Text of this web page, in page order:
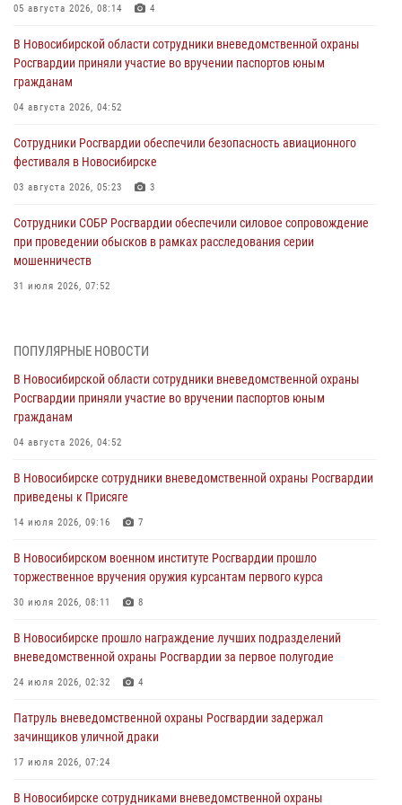
05 августа 2026, 08:14 4
В Новосибирской области сотрудники вневедомственной охраны
Росгвардии приняли участие во вручении паспортов юным
гражданам
04 августа 2026, 04:52
Сотрудники Росгвардии обеспечили безопасность авиационного
фестиваля в Новосибирске
03 августа 2026, 05:23 3
Сотрудники СОБР Росгвардии обеспечили силовое сопровождение
при проведении обысков в рамках расследования серии
мошенничеств
31 июля 2026, 07:52
При силовой поддержке бойцов ОМОН и СОБР Росгвардии
пресечена деятельность группы лиц, причастных к мошенничеству
в сфере страхования
В Новосибирске сотрудниками вневедомственной охраны
Росгвардии задержан гражданин, находящийся в розыске
В Новосибирске военнослужащие отряда спецназа «Ермак»
Росгвардии провели занятия по беспарашютному десантированию
В Новосибирске военнослужащие Росгвардии почтили память детей
– жертв войны в Донбассе
ПОПУЛЯРНЫЕ НОВОСТИ
В Новосибирской области сотрудники вневедомственной охраны
Росгвардии приняли участие во вручении паспортов юным
гражданам
04 августа 2026, 04:52
В Новосибирске сотрудники вневедомственной охраны Росгвардии
приведены к Присяге
14 июля 2026, 09:16 7
В Новосибирском военном институте Росгвардии прошло
торжественное вручения оружия курсантам первого курса
30 июля 2026, 08:11 8
В Новосибирске прошло награждение лучших подразделений
вневедомственной охраны Росгвардии за первое полугодие
24 июля 2026, 02:32 4
Патруль вневедомственной охраны Росгвардии задержал
зачинщиков уличной драки
17 июля 2026, 07:24
В Новосибирске сотрудниками вневедомственной охраны